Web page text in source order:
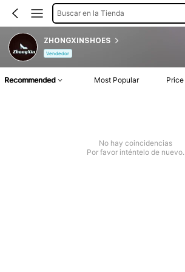
Buscar en la Tienda
ZHONGXINSHOES
Vendedor
Recommended Most Popular Price
No hay coincidencias
Por favor inténtelo de nuevo.